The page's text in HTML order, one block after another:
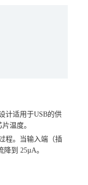
计适用于USB的供
温度。
程。当输入端（插
到 25µA。